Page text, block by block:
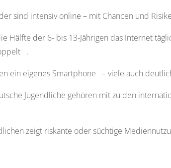
sind intensiv online – mit Chancen und
Hälfte der 6- bis 13-Jährigen das Internet
.
ein eigenes Smartphone – viele auch
Jugendliche gehören mit zu den
zeigt riskante oder süchtige